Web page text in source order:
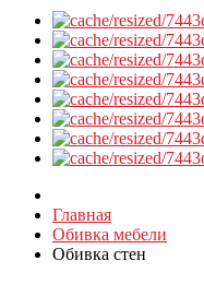
Главная
Обивка мебели
Обивка стен